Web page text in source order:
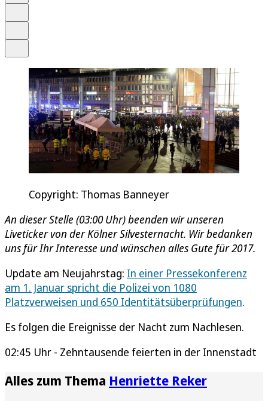
Copyright: Thomas Banneyer
An dieser Stelle (03:00 Uhr) beenden wir unseren
Liveticker von der Kölner Silvesternacht. Wir bedanken
uns für Ihr Interesse und wünschen alles Gute für 2017.
Update am Neujahrstag: In einer Pressekonferenz
am 1. Januar spricht die Polizei von 1080
Platzverweisen und 650 Identitätsüberprüfungen.
Es folgen die Ereignisse der Nacht zum Nachlesen.
02:45 Uhr - Zehntausende feierten in der Innenstadt
Alles zum Thema Henriette Reker